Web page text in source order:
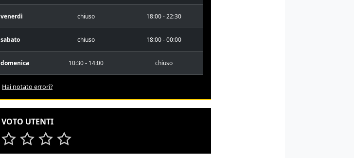
venerdì chiuso 18:00 - 22:30
sabato chiuso 18:00 - 00:00
domenica 10:30 - 14:00 chiuso
Hai notato errori?
VOTO UTENTI